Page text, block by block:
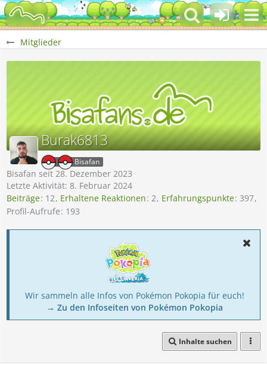
Mitglieder
Burak6813
Bisafan
Bisafan seit 28. Dezember 2023
Letzte Aktivität: 8. Februar 2024
Beiträge 12 Erhaltene Reaktionen 2 Erfahrungspunkte 397
Profil-Aufrufe 193
Wir sammeln alle Infos von Pokémon Pokopia für euch!
→ Zu den Infoseiten von Pokémon Pokopia
Inhalte suchen